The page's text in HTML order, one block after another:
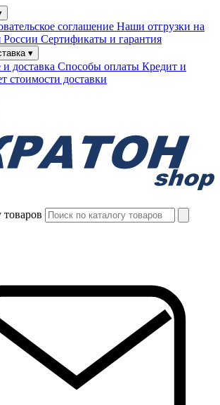
соглашение Наши отгрузки на
России Сертификаты и гарантия
▾
доставка Способы оплаты Кредит и
стоимости доставки